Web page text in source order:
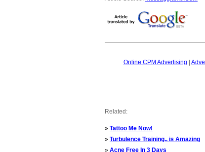
Online CPM Advertising
Related:
» Tattoo Me Now!
» Turbulence Training.. is Amazing
» Acne Free In 3 Days